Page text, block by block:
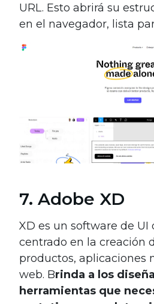
URL. Esto abrirá su
en el navegador, lista
7. Adobe XD
XD es un software de UI
centrado en la creación
productos, aplicaciones
web. Brinda a los
herramientas que